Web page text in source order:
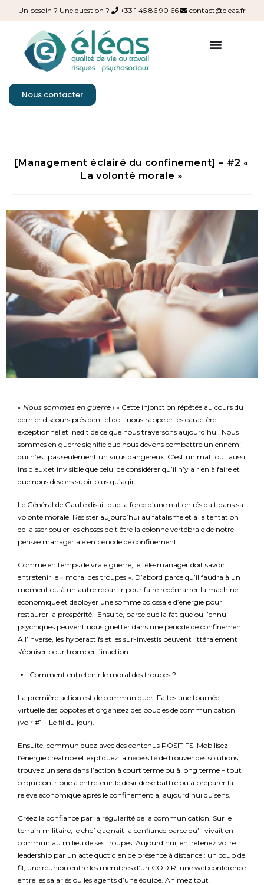
Un besoin ? Une question ? +33 1 45 86 90 66 contact@eleas.fr
Nous contacter
[Management éclairé du confinement] – #2 «
La volonté morale »
« Nous sommes en guerre ! » Cette injonction répétée au cours du
dernier discours présidentiel doit nous rappeler les caractère
exceptionnel et inédit de ce que nous traversons aujourd’hui. Nous
sommes en guerre signifie que nous devons combattre un ennemi
qui n’est pas seulement un virus dangereux. C’est un mal tout aussi
insidieux et invisible que celui de considérer qu’il n’y a rien à faire et
que nous devons subir plus qu’agir.
Le Général de Gaulle disait que la force d’une nation résidait dans sa
volonté morale. Résister aujourd’hui au fatalisme et à la tentation
de laisser couler les choses doit être la colonne vertébrale de notre
pensée managériale en période de confinement.
Comme en temps de vraie guerre, le télé-manager doit savoir
entretenir le « moral des troupes ». D’abord parce qu’il faudra à un
moment ou à un autre repartir pour faire redémarrer la machine
économique et déployer une somme colossale d’énergie pour
restaurer la prospérité. Ensuite, parce que la fatigue ou l’ennui
psychiques peuvent nous guetter dans une période de confinement.
A l’inverse, les hyperactifs et les sur-investis peuvent littéralement
s’épuiser pour tromper l’inaction.
Comment entretenir le moral des troupes ?
La première action est de communiquer. Faites une tournée
virtuelle des popotes et organisez des boucles de communication
(voir #1 – Le fil du jour).
Ensuite, communiquez avec des contenus POSITIFS. Mobilisez
l’énergie créatrice et expliquez la nécessité de trouver des solutions,
trouvez un sens dans l’action à court terme ou à long terme – tout
ce qui contribue à entretenir le désir de se battre ou à préparer la
relève économique après le confinement a, aujourd’hui du sens.
Créez la confiance par la régularité de la communication. Sur le
terrain militaire, le chef gagnait la confiance parce qu’il vivait en
commun au milieu de ses troupes. Aujourd’hui, entretenez votre
leadership par un acte quotidien de présence à distance : un coup de
fil, une réunion entre les membres d’un CODIR, une webconférence
entre les salariés ou les agents d’une équipe. Animez tout